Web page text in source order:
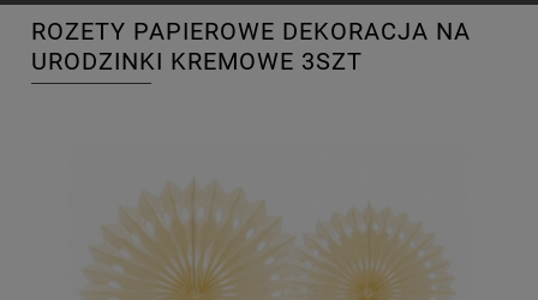
ROZETY PAPIEROWE DEKORACJA NA
URODZINKI KREMOWE 3SZT